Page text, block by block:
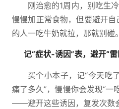
刚治愈的1周内，别吃生
慢慢加正常食物，但要避开
的人一吃牛奶就拉，那就别碰。
记“症状-诱因”表，避开“雷
买个小本子，记“今天吃
痛了多久”，慢慢你会发现“一
——避开这些诱因，复发次数